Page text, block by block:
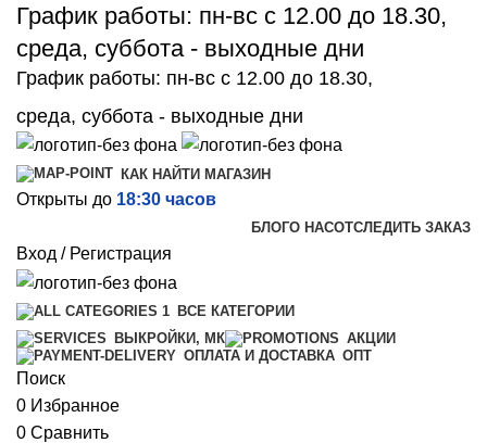
График работы: пн-вс с 12.00 до 18.30,
среда, суббота - выходные дни
График работы: пн-вс с 12.00 до 18.30,
среда, суббота - выходные дни
КАК НАЙТИ МАГАЗИН
Открыты до 18:30 часов
БЛОГО НАСОТСЛЕДИТЬ ЗАКАЗ
Вход / Регистрация
ВСЕ КАТЕГОРИИ
ВЫКРОЙКИ, МК
АКЦИИ
ОПЛАТА И ДОСТАВКА ОПТ
Поиск
0 Избранное
0 Сравнить